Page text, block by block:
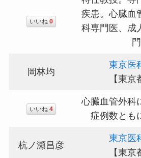
いいね 0
疾患。心臓血
科専門医、成
岡林均
東京医
【東京
いいね 4
心臓血管外科
症例数とも
杭ノ瀬昌彦
東京医
【東京